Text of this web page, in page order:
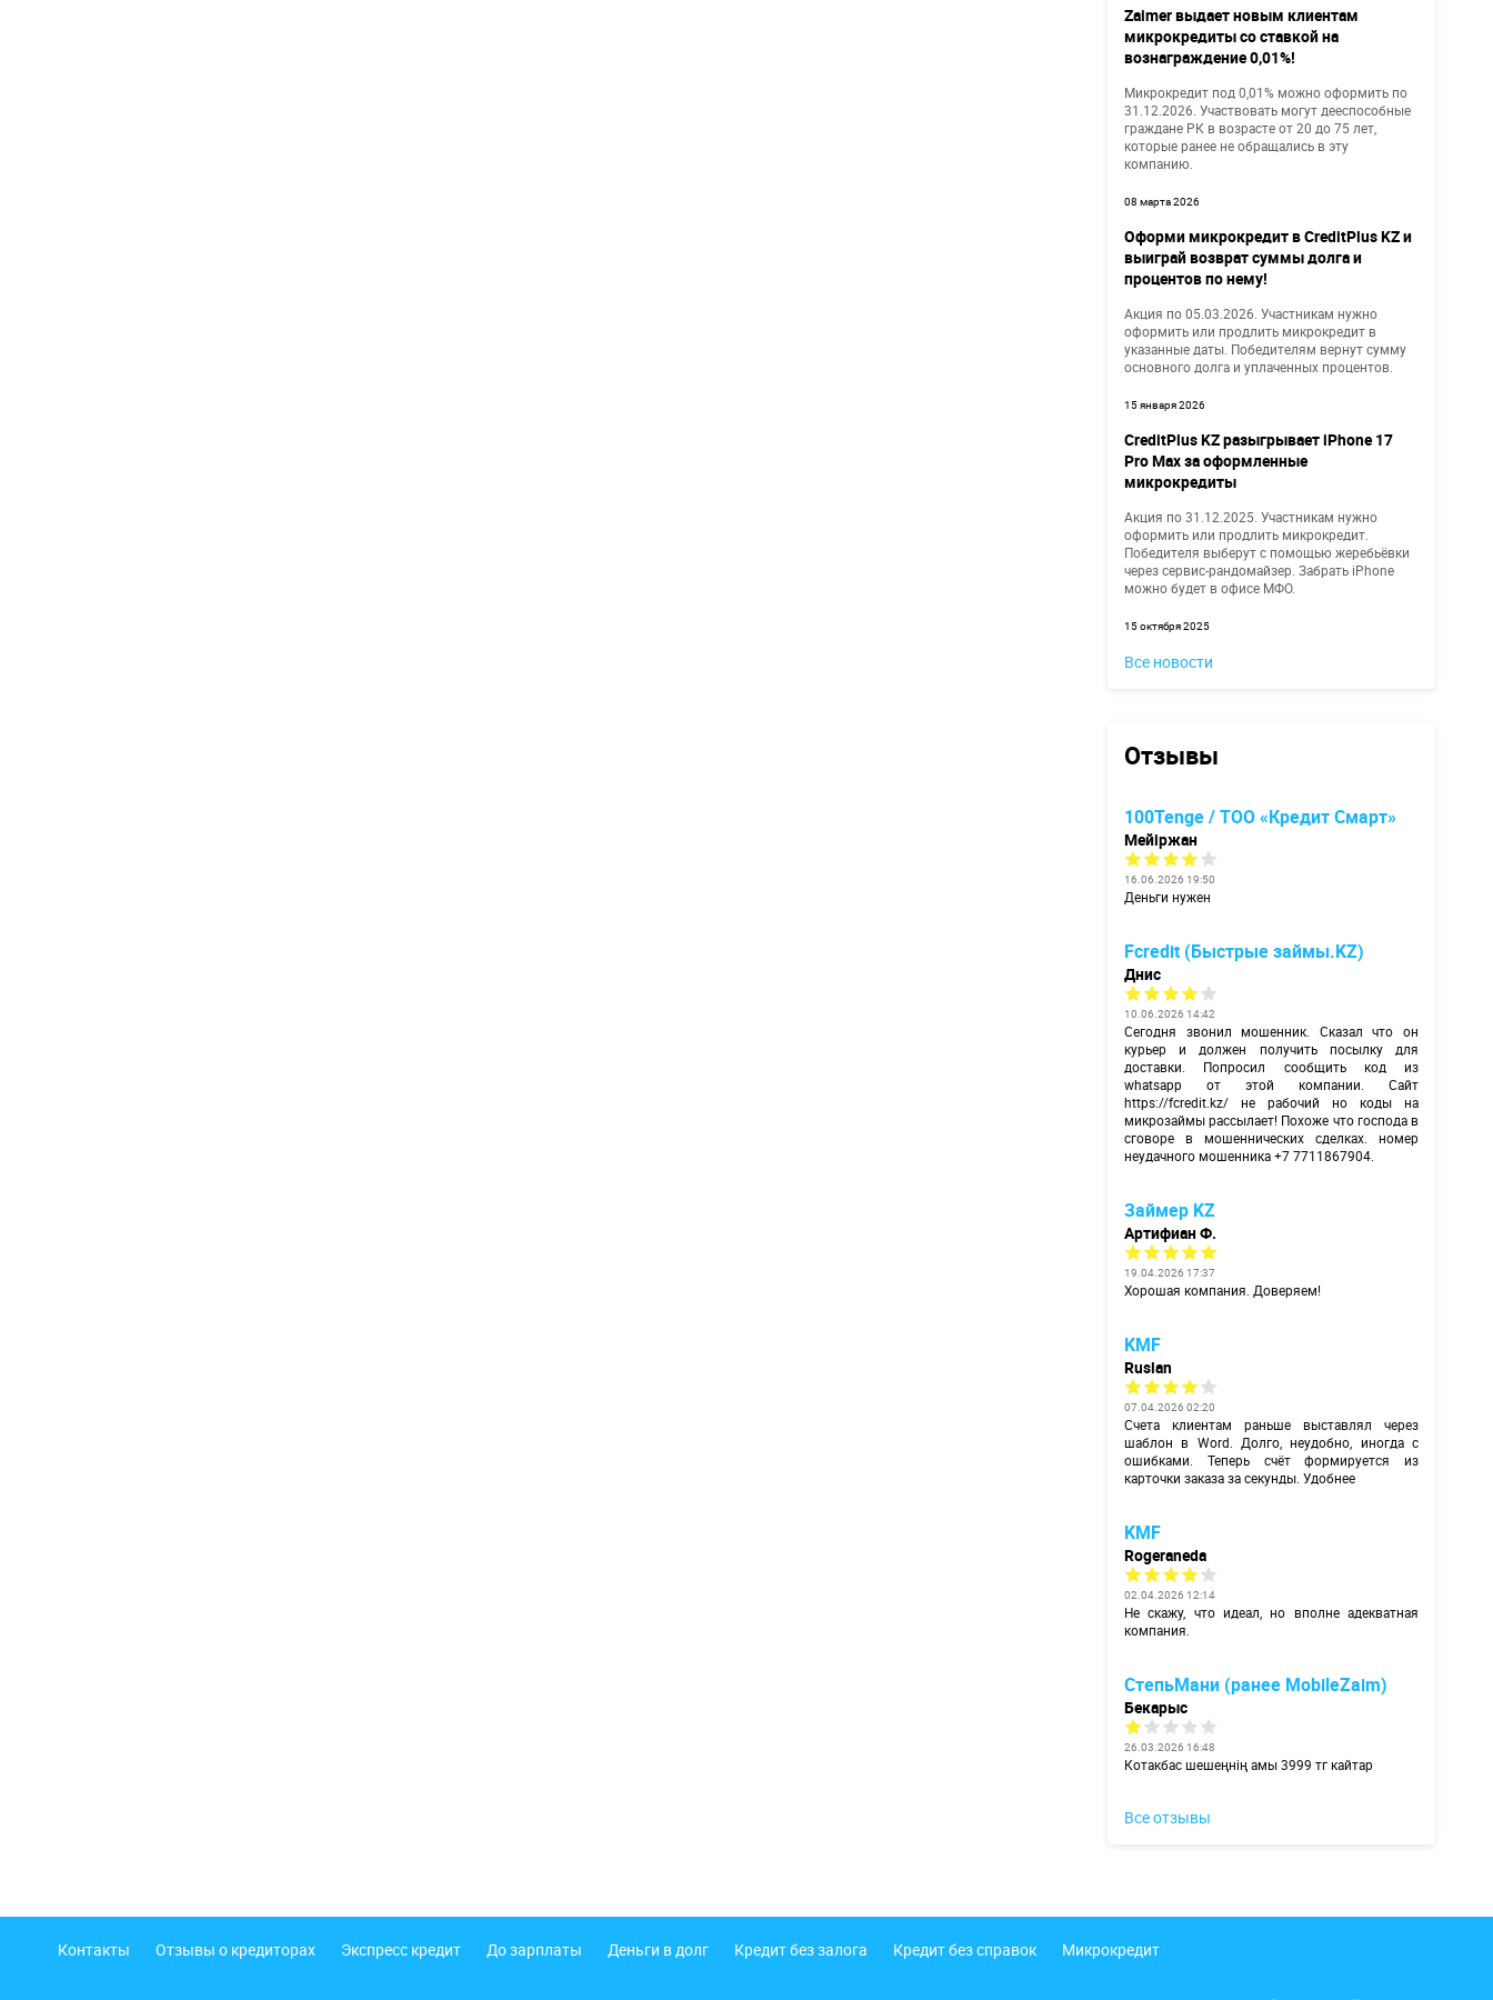
Zaimer выдает новым клиентам
микрокредиты со ставкой на
вознаграждение 0,01%!
Микрокредит под 0,01% можно оформить по
31.12.2026. Участвовать могут дееспособные
граждане РК в возрасте от 20 до 75 лет,
которые ранее не обращались в эту
компанию.
08 марта 2026
Оформи микрокредит в CreditPlus KZ и
выиграй возврат суммы долга и
процентов по нему!
Акция по 05.03.2026. Участникам нужно
оформить или продлить микрокредит в
указанные даты. Победителям вернут сумму
основного долга и уплаченных процентов.
15 января 2026
CreditPlus KZ разыгрывает iPhone 17
Pro Max за оформленные
микрокредиты
Акция по 31.12.2025. Участникам нужно
оформить или продлить микрокредит.
Победителя выберут с помощью жеребьёвки
через сервис-рандомайзер. Забрать iPhone
можно будет в офисе МФО.
15 октября 2025
Все новости
Отзывы
100Tenge / ТОО «Кредит Смарт»
Мейіржан
16.06.2026 19:50
Деньги нужен
Fcredit (Быстрые займы.KZ)
Днис
10.06.2026 14:42
Сегодня звонил мошенник. Сказал что он
курьер и должен получить посылку для
доставки. Попросил сообщить код из
whatsapp от этой компании. Сайт
https://fcredit.kz/ не рабочий но коды на
микрозаймы рассылает! Похоже что господа в
сговоре в мошеннических сделках. номер
неудачного мошенника +7 7711867904.
Займер KZ
Артифиан Ф.
19.04.2026 17:37
Хорошая компания. Доверяем!
KMF
Ruslan
07.04.2026 02:20
Счета клиентам раньше выставлял через
шаблон в Word. Долго, неудобно, иногда с
ошибками. Теперь счёт формируется из
карточки заказа за секунды. Удобнее
KMF
Rogeraneda
02.04.2026 12:14
Не скажу, что идеал, но вполне адекватная
компания.
СтепьМани (ранее MobileZaim)
Бекарыс
26.03.2026 16:48
Котакбас шешеңнің амы 3999 тг кайтар
Все отзывы
Подвал
Контакты Отзывы о кредиторах Экспресс кредит До зарплаты Деньги в долг Кредит без залога Кредит без справок Микрокредит